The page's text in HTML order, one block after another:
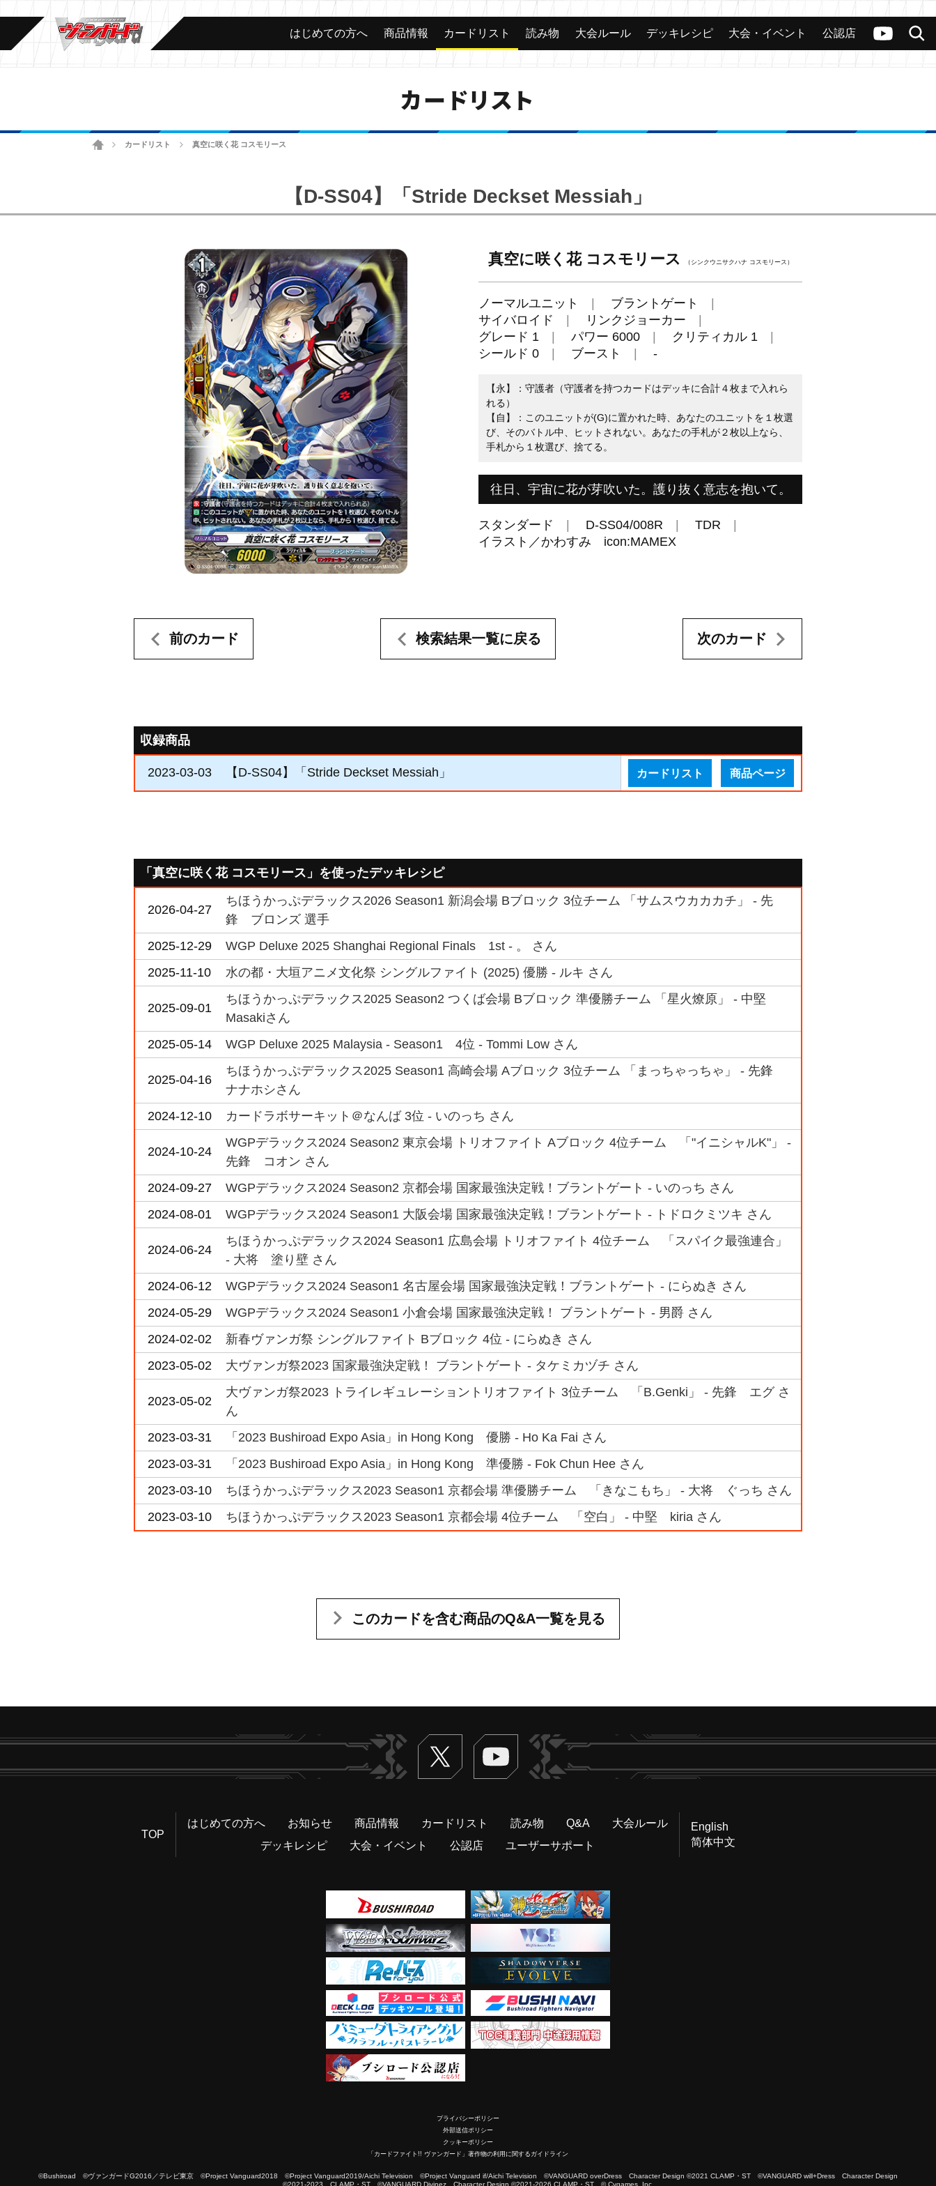
ヴァンガードch
検索
カード 大会 公認店舗 その他
はじめての方へ 商品情報 カードリスト 読み物 大会ルール デッキレシピ 大会・イベント 公認店
カードリスト
ホームカードリスト 真空に咲く花 コスモリース
【D-SS04】「Stride Deckset Messiah」
真空に咲く花 コスモリース （シンクウニサクハナ コスモリース）
ノーマルユニット
ブラントゲート
サイバロイド
リンクジョーカー
グレード 1
パワー 6000
クリティカル 1
シールド 0
ブースト -
【永】：守護者（守護者を持つカードはデッキに合計４枚まで入れら
れる）
【自】：このユニットが(G)に置かれた時、あなたのユニットを１枚選
び、そのバトル中、ヒットされない。あなたの手札が２枚以上なら、
手札から１枚選び、捨てる。
往日、宇宙に花が芽吹いた。護り抜く意志を抱いて。
スタンダード D-SS04/008R
TDR
イラスト／かわすみ icon:MAMEX
前のカード 検索結果一覧に戻る 次のカード
収録商品
2023-03-03 【D-SS04】「Stride Deckset Messiah」 カードリスト 商品ページ
「真空に咲く花 コスモリース」を使ったデッキレシピ
2026-04-27
ちほうかっぷデラックス2026 Season1 新潟会場 Bブロック 3位チーム 「サムスウカカカチ」 - 先
鋒 ブロンズ 選手
2025-12-29
WGP Deluxe 2025 Shanghai Regional Finals 1st - 。 さん
2025-11-10
水の都・大垣アニメ文化祭 シングルファイト (2025) 優勝 - ルキ さん
2025-09-01
ちほうかっぷデラックス2025 Season2 つくば会場 Bブロック 準優勝チーム 「星火燎原」 - 中堅
Masakiさん
2025-05-14
WGP Deluxe 2025 Malaysia - Season1 4位 - Tommi Low さん
2025-04-16
ちほうかっぷデラックス2025 Season1 高崎会場 Aブロック 3位チーム 「まっちゃっちゃ」 - 先鋒
ナナホシさん
2024-12-10
カードラボサーキット＠なんば 3位 - いのっち さん
2024-10-24
WGPデラックス2024 Season2 東京会場 トリオファイト Aブロック 4位チーム 「"イニシャルK"」 -
先鋒 コオン さん
2024-09-27
WGPデラックス2024 Season2 京都会場 国家最強決定戦！ブラントゲート - いのっち さん
2024-08-01
WGPデラックス2024 Season1 大阪会場 国家最強決定戦！ブラントゲート - トドロクミツキ さん
2024-06-24
ちほうかっぷデラックス2024 Season1 広島会場 トリオファイト 4位チーム 「スパイク最強連合」
- 大将 塗り壁 さん
2024-06-12
WGPデラックス2024 Season1 名古屋会場 国家最強決定戦！ブラントゲート - にらぬき さん
2024-05-29
WGPデラックス2024 Season1 小倉会場 国家最強決定戦！ ブラントゲート - 男爵 さん
2024-02-02
新春ヴァンガ祭 シングルファイト Bブロック 4位 - にらぬき さん
2023-05-02
大ヴァンガ祭2023 国家最強決定戦！ ブラントゲート - タケミカヅチ さん
2023-05-02
大ヴァンガ祭2023 トライレギュレーショントリオファイト 3位チーム 「B.Genki」 - 先鋒 エグ さ
ん
2023-03-31
「2023 Bushiroad Expo Asia」in Hong Kong 優勝 - Ho Ka Fai さん
2023-03-31
「2023 Bushiroad Expo Asia」in Hong Kong 準優勝 - Fok Chun Hee さん
2023-03-10
ちほうかっぷデラックス2023 Season1 京都会場 準優勝チーム 「きなこもち」 - 大将 ぐっち さん
2023-03-10
ちほうかっぷデラックス2023 Season1 京都会場 4位チーム 「空白」 - 中堅 kiria さん
このカードを含む商品のQ&A一覧を見る
Twitter ヴァンガードch
TOP
はじめての方へ お知らせ 商品情報 カードリスト 読み物 Q&A
大会ルール
デッキレシピ
大会・イベント 公認店 ユーザーサポート
English
简体中文
プライバシーポリシー
外部送信ポリシー
クッキーポリシー
「カードファイト!! ヴァンガード」著作物の利用に関するガイドライン
©Bushiroad ©ヴァンガードG2016／テレビ東京 ©Project Vanguard2018 ©Project Vanguard2019/Aichi Television ©Project Vanguard if/Aichi Television ©VANGUARD overDress Character Design ©2021 CLAMP・ST ©VANGUARD will+Dress Character Design
©2021-2023 CLAMP・ST ©VANGUARD Divinez Character Design ©2021-2026 CLAMP・ST © Cygames, Inc.